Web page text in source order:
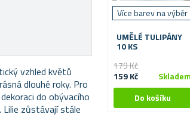
vzhled květů
dlouhé roky. Pro
do obývacího
Lilie zůstávají stále
Více barev na výběr
UMĚLÉ TULIPÁNY
10 KS
179 Kč
159 Kč